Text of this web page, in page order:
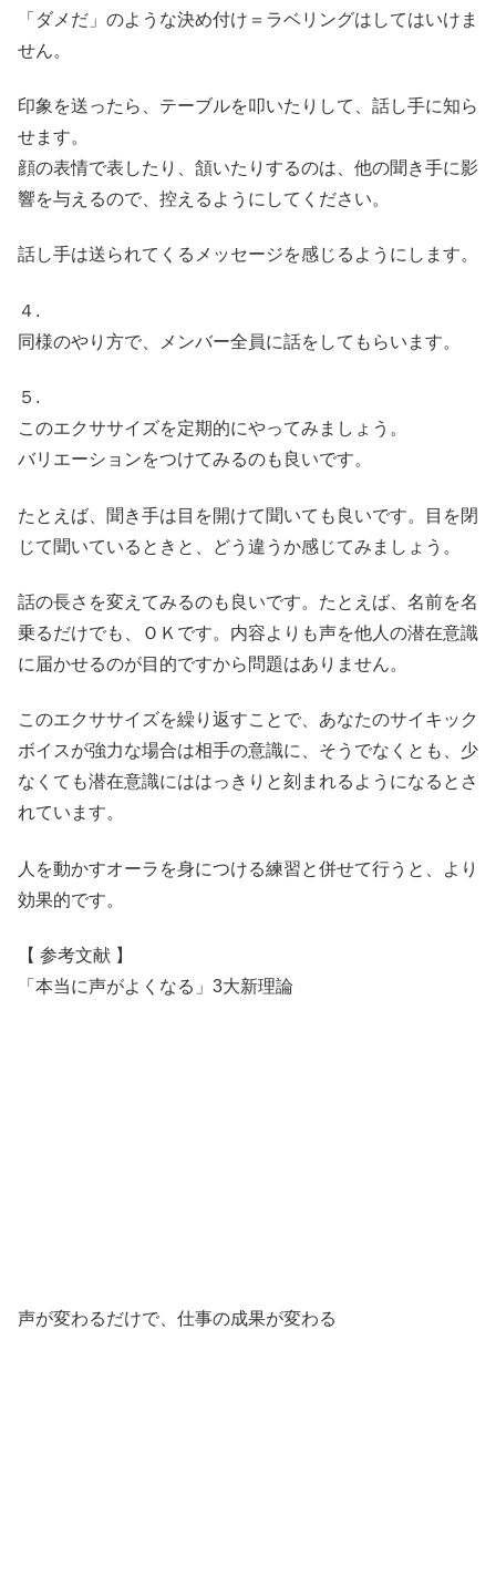
「ダメだ」のような決め付け＝ラベリングはしてはいけま
せん。
印象を送ったら、テーブルを叩いたりして、話し手に知ら
せます。
顔の表情で表したり、頷いたりするのは、他の聞き手に影
響を与えるので、控えるようにしてください。
話し手は送られてくるメッセージを感じるようにします。
４.
同様のやり方で、メンバー全員に話をしてもらいます。
５.
このエクササイズを定期的にやってみましょう。
バリエーションをつけてみるのも良いです。
たとえば、聞き手は目を開けて聞いても良いです。目を閉
じて聞いているときと、どう違うか感じてみましょう。
話の長さを変えてみるのも良いです。たとえば、名前を名
乗るだけでも、ＯＫです。内容よりも声を他人の潜在意識
に届かせるのが目的ですから問題はありません。
このエクササイズを繰り返すことで、あなたのサイキック
ボイスが強力な場合は相手の意識に、そうでなくとも、少
なくても潜在意識にははっきりと刻まれるようになるとさ
れています。
人を動かすオーラを身につける練習と併せて行うと、より
効果的です。
【 参考文献 】
「本当に声がよくなる」3大新理論
声が変わるだけで、仕事の成果が変わる